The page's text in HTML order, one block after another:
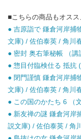
■こちらの商品もオスス
● 吉原詣で 鎌倉河岸捕
文庫) / 佐伯泰英 / 角川
● 密封 奥右筆秘帳 （
● 惣目付臨検仕る 抵抗
● 閉門謹慎 鎌倉河岸捕
文庫) / 佐伯泰英 / 角川
● この国のかたち 6 （
● 新友禅の謎 鎌倉河岸
説文庫) / 佐伯泰英 / 角